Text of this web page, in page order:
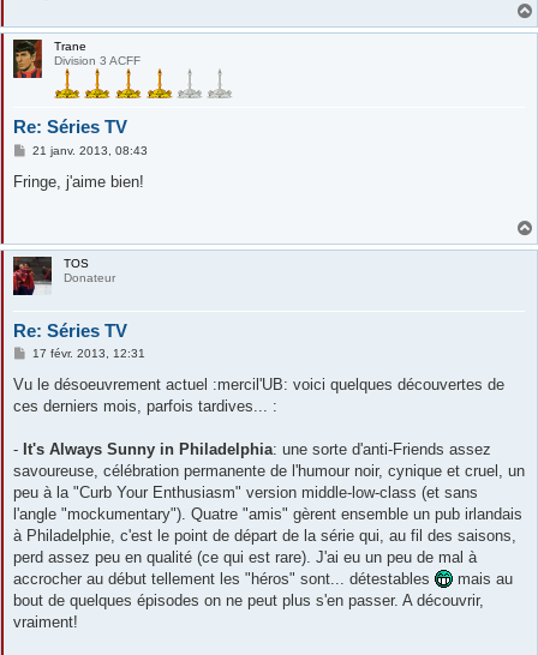
Trane
Division 3 ACFF
Re: Séries TV
M
s
21 janv. 2013, 08:43
Fringe, j'aime bien!
TOS
Donateur
Re: Séries TV
M
s
a
17 févr. 2013, 12:31
Vu le désoeuvrement actuel :mercil'UB: voici quelques découvertes de
ces derniers mois, parfois tardives... :
- It's Always Sunny in Philadelphia: une sorte d'anti-Friends assez
savoureuse, célébration permanente de l'humour noir, cynique et cruel, un
peu à la "Curb Your Enthusiasm" version middle-low-class (et sans
l'angle "mockumentary"). Quatre "amis" gèrent ensemble un pub irlandais
à Philadelphie, c'est le point de départ de la série qui, au fil des saisons,
perd assez peu en qualité (ce qui est rare). J'ai eu un peu de mal à
accrocher au début tellement les "héros" sont... détestables
mais au
bout de quelques épisodes on ne peut plus s'en passer. A découvrir,
vraiment!